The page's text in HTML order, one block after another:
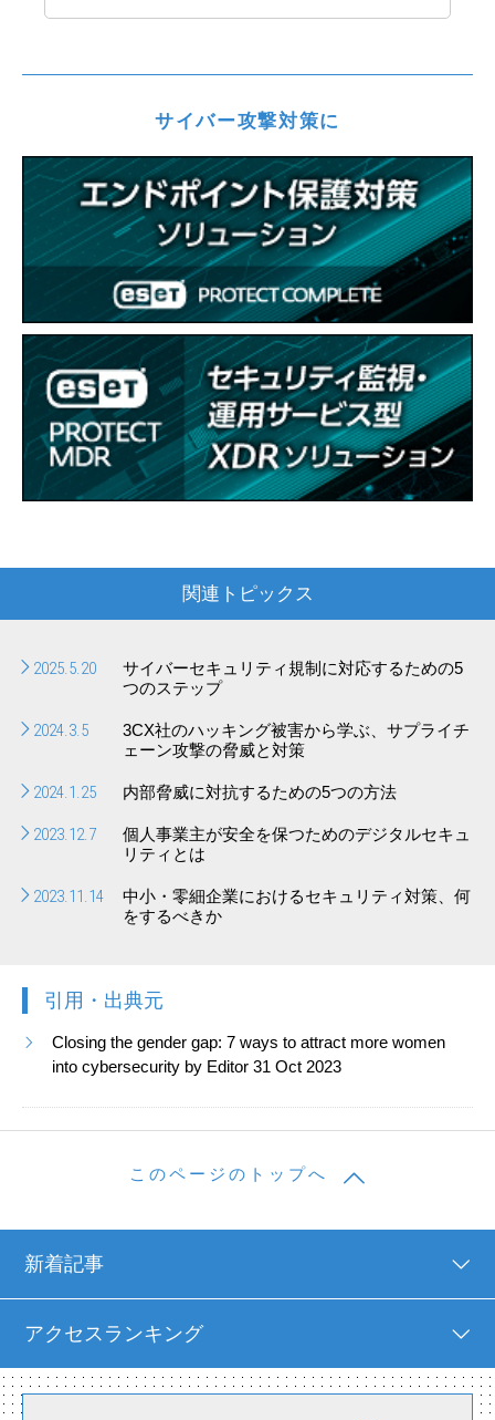
サイバー攻撃対策に
関連トピックス
2025.5.20
サイバーセキュリティ規制に対応するための5
つのステップ
2024.3.5
3CX社のハッキング被害から学ぶ、サプライチ
ェーン攻撃の脅威と対策
2024.1.25 内部脅威に対抗するための5つの方法
2023.12.7
個人事業主が安全を保つためのデジタルセキュ
リティとは
2023.11.14
中小・零細企業におけるセキュリティ対策、何
をするべきか
引用・出典元
Closing the gender gap: 7 ways to attract more women
into cybersecurity by Editor 31 Oct 2023
このページのトップへ
新着記事
アクセスランキング